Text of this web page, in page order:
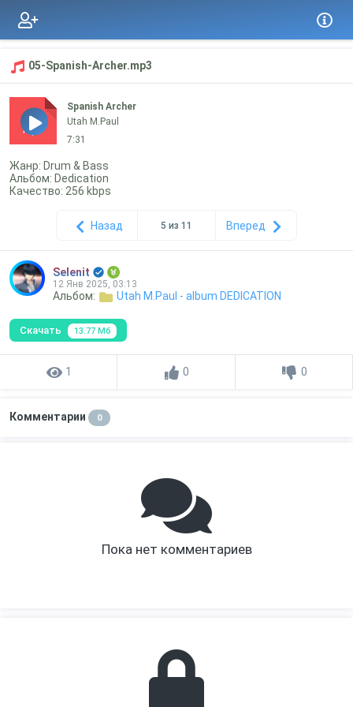
05-Spanish-Archer.mp3
mp3
Spanish Archer
Utah M.Paul
7:31
Жанр: Drum & Bass
Альбом: Dedication
Качество: 256 kbps
Назад 5 из 11 Вперед
Selenit
12 Янв 2025, 03:13
Альбом: Utah M.Paul - album DEDICATION
Скачать 13.77 Мб
1 0 0
Комментарии 0
Пока нет комментариев